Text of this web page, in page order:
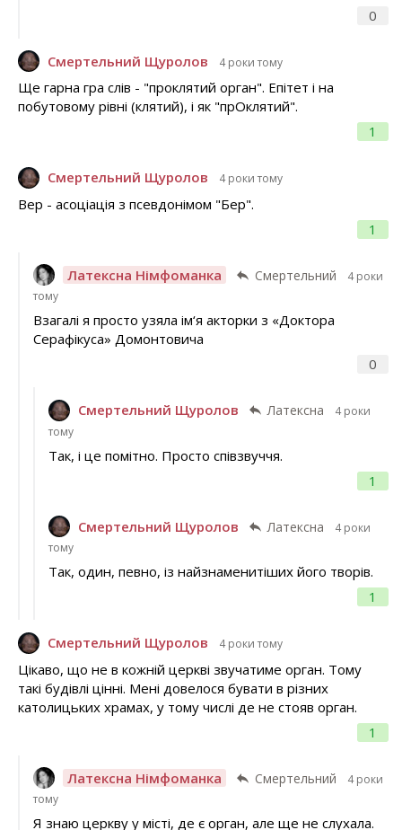
0
Смертельний Щуролов 4 роки тому
1
Ще гарна гра слів - "проклятий орган". Епітет і на
побутовому рівні (клятий), і як "прОклятий".
Смертельний Щуролов 4 роки тому
1
Вер - асоціація з псевдонімом "Бер".
Латексна Німфоманка Смертельний
4 роки
тому
0
Взагалі я просто узяла ім‘я акторки з «Доктора
Серафікуса» Домонтовича
Смертельний Щуролов Латексна
4 роки
тому
1
Так, і це помітно. Просто співзвуччя.
Смертельний Щуролов Латексна
4 роки
тому
1
Так, один, певно, із найзнаменитіших його творів.
Смертельний Щуролов 4 роки тому
1
Цікаво, що не в кожній церкві звучатиме орган. Тому
такі будівлі цінні. Мені довелося бувати в різних
католицьких храмах, у тому числі де не стояв орган.
Латексна Німфоманка Смертельний
4 роки
тому
Я знаю церкву у місті, де є орган, але ще не слухала.